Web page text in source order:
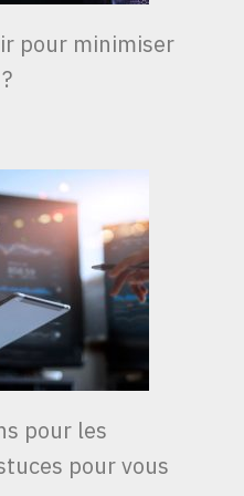
pour minimiser
pour les
pour vous